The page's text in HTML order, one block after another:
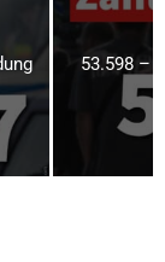
53.598 –